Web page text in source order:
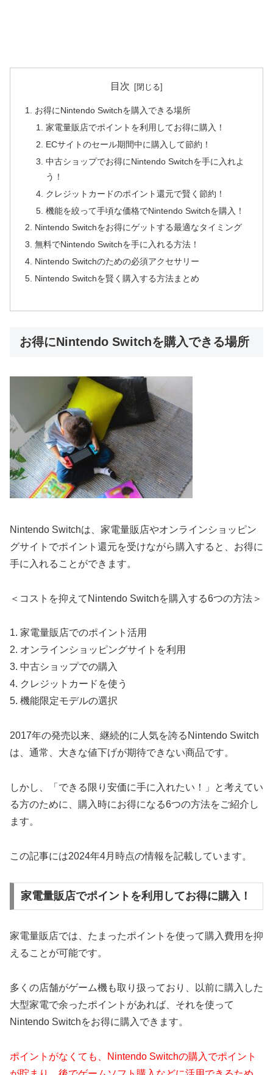
目次
お得にNintendo Switchを購入できる場所
家電量販店でポイントを利用してお得に購入！
ECサイトのセール期間中に購入して節約！
中古ショップでお得にNintendo Switchを手に入れよ
う！
クレジットカードのポイント還元で賢く節約！
機能を絞って手頃な価格でNintendo Switchを購入！
Nintendo Switchをお得にゲットする最適なタイミング
無料でNintendo Switchを手に入れる方法！
Nintendo Switchのための必須アクセサリー
Nintendo Switchを賢く購入する方法まとめ
お得にNintendo Switchを購入できる場所
Nintendo Switchは、家電量販店やオンラインショッピン
グサイトでポイント還元を受けながら購入すると、お得に
手に入れることができます。
＜コストを抑えてNintendo Switchを購入する6つの方法＞
1. 家電量販店でのポイント活用
2. オンラインショッピングサイトを利用
3. 中古ショップでの購入
4. クレジットカードを使う
5. 機能限定モデルの選択
2017年の発売以来、継続的に人気を誇るNintendo Switch
は、通常、大きな値下げが期待できない商品です。
しかし、「できる限り安価に手に入れたい！」と考えてい
る方のために、購入時にお得になる6つの方法をご紹介し
ます。
この記事には2024年4月時点の情報を記載しています。
家電量販店でポイントを利用してお得に購入！
家電量販店では、たまったポイントを使って購入費用を抑
えることが可能です。
多くの店舗がゲーム機も取り扱っており、以前に購入した
大型家電で余ったポイントがあれば、それを使って
Nintendo Switchをお得に購入できます。
ポイントがなくても、Nintendo Switchの購入でポイント